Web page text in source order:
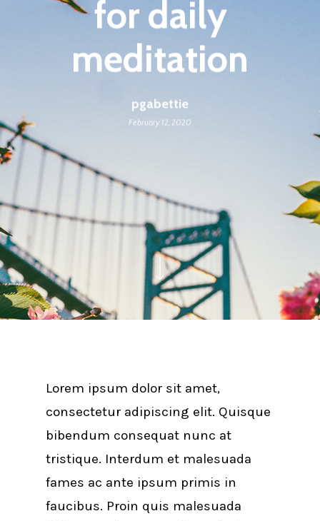
for daily
meditation
pgabettie
February 12, 2020
Lorem ipsum dolor sit amet,
consectetur adipiscing elit. Quisque
bibendum consequat nunc at
tristique. Interdum et malesuada
fames ac ante ipsum primis in
faucibus. Proin quis malesuada